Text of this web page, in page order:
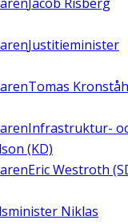
Justitieminister
Tomas
Infrastruktur-
(KD)
Eric Westroth
Niklas